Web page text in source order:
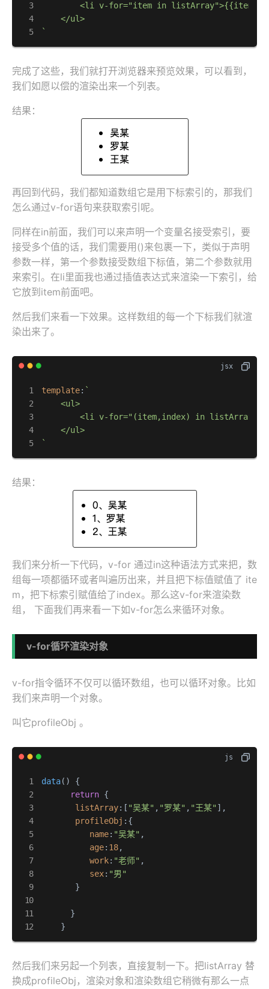
<li v-for="item in
    </ul>
`
完成了这些，我们就打开浏览器来预览效果，可以看到，
我们如愿以偿的渲染出来一个列表。
结果：
再回到代码，我们都知道数组它是用下标索引的，那我们
怎么通过v-for语句来获取索引呢。
同样在in前面，我们可以来声明一个变量名接受索引，要
接受多个值的话，我们需要用()来包裹一下，类似于声明
参数一样，第一个参数接受数组下标值，第二个参数就用
来索引。在li里面我也通过插值表达式来渲染一下索引，给
它放到item前面吧。
然后我们来看一下效果。这样数组的每一个下标我们就渲
染出来了。
template: `
    <ul>
<li v-for="(item,index) in
    </ul>
`
结果：
我们来分析一下代码，v-for 通过in这种语法方式来把，数
组每一项都循环或者叫遍历出来，并且把下标值赋值了 ite
m，把下标索引赋值给了index。那么这v-for来渲染数
组， 下面我们再来看一下如v-for怎么来循环对象。
v-for循环渲染对象
v-for指令循环不仅可以循环数组，也可以循环对象。比如
我们来声明一个对象。
叫它profileObj 。
data( ) {
return {
listArray:[ "吴某" , "罗某" , "王某" ],
profileObj :{
name: "吴某" ,
age: 18,
work: "老师" ,
sex: "男"
       }
      }
    }
然后我们来另起一个列表，直接复制一下。把listArray 替
换成profileObj，渲染对象和渲染数组它稍微有那么一点